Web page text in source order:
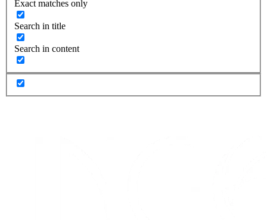
Exact matches only
Search in title
Search in content